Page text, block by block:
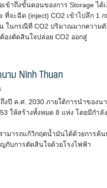
เข้าถึงขั้นตอนของการ Storage ได้
จะฉีด (inject) CO2 เข้าไปลึก 1 ก
ในกรณีที่ CO2 ปริมาณมากความ
งตัดสินใจปล่อย CO2 ออกสู่
าม Ninh Thuan
ปี ค.ศ. 2030 ภายใต้การนำของนา
ให้สร้างทั้งหมด 8 แห่ง โดยมีกำลัง
ามารถแก้วิกฤตน้ำมันได้ด้วยการค้น
กับการตัดสินใจด้วยโรงไฟฟ้า